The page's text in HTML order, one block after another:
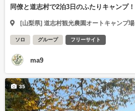
同僚と道志村で2泊3日のふたりキャンプ！
[山梨県] 道志村観光農園オートキャンプ場
ソロ グループ フリーサイト
ma9
35